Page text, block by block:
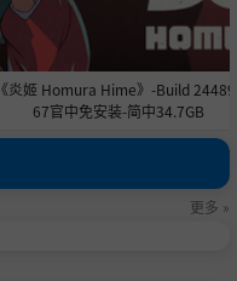
《炎姬 Homura Hime》-Build
67官中免安装-简中34.7GB
更多 »